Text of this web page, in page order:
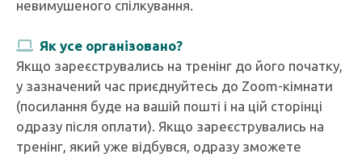
невимушеного спілкування.
Як усе організовано?
Якщо зареєструвались на тренінг до його початку,
у зазначений час приєднуйтесь до Zoom-кімнати
(посилання буде на вашій пошті і на цій сторінці
одразу після оплати). Якщо зареєструвались на
тренінг, який уже відбувся, одразу зможете